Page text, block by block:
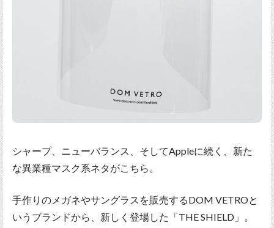
シャープ、ニューバランス、そしてAppleに続く、新た
な異業種マスク系ネタがこちら。
手作りのメガネやサングラスを販売するDOM VETROと
いうブランドから、新しく登場した「THE SHIELD」。